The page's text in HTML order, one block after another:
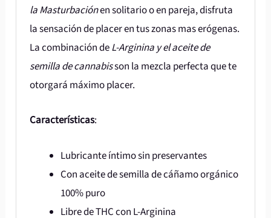
laMasturbaciónen solitario o en pareja, disfruta
la sensación de placer en tus zonas mas erógenas.
La combinación deL-Arginina y el aceite de
semilla de cannabisson la mezcla perfecta que te
otorgará máximo placer.
Características:
Lubricante íntimo sin preservantes
Con aceite de semilla de cáñamo orgánico
100% puro
Libre de THC con L-Arginina